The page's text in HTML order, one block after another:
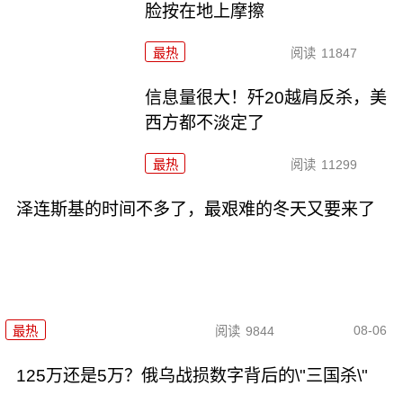
脸按在地上摩擦
最热 阅读 11847
信息量很大！歼20越肩反杀，美
西方都不淡定了
最热 阅读 11299
泽连斯基的时间不多了，最艰难的冬天又要来了
最热 阅读 9844 08-06
125万还是5万？俄乌战损数字背后的\"三国杀\"